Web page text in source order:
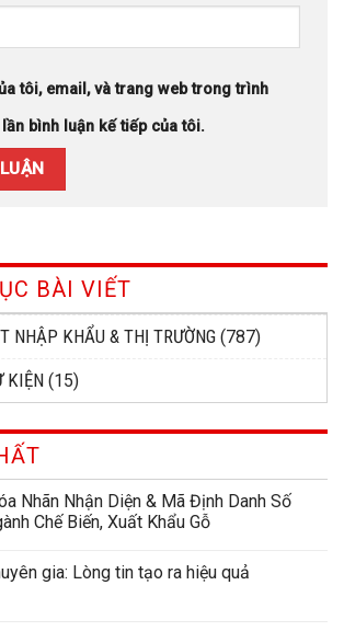
tôi, email, và trang web trong trình
bình luận kế tiếp của tôi.
BÀI VIẾT
NHẬP KHẨU & THỊ TRƯỜNG (787)
KIỆN (15)
Nhãn Nhận Diện & Mã Định Danh Số
Chế Biến, Xuất Khẩu Gỗ
gia: Lòng tin tạo ra hiệu quả